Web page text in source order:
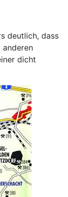
deutlich, dass
dicht